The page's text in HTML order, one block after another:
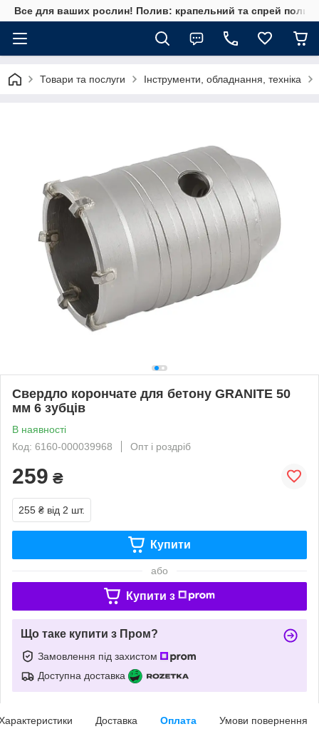
Все для ваших рослин! Полив: крапельний та спрей полив,
Товари та послуги Інструменти, обладнання, техніка
Свердло корончате для бетону GRANITE 50
мм 6 зубців
В наявності
Код: 6160-000039968
Опт і роздріб
259 ₴
255 ₴ від 2 шт.
Купити
або
Купити з
Що таке купити з Пром?
Замовлення під захистом
Доступна доставка
Доставка Оплата Умови повернення